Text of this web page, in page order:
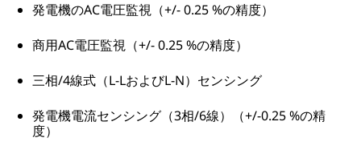
発電機のAC電圧監視（+/- 0.25 %の精度）
商用AC電圧監視（+/- 0.25 %の精度）
三相/4線式（L-LおよびL-N）センシング
発電機電流センシング（3相/6線）（+/-0.25 %の精
度）